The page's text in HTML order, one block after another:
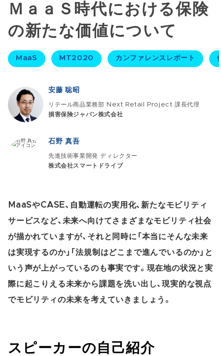
ＭａａＳ時代における保険
の新たな価値について​
MaaS MT2020 カンファレンスレポート
安藤 聡昭
リテール商品業務部 Next Retail Project 課長代理
損害保険ジャパン株式会社
石野 真吾
先進技術事業開発 ディレクター
株式会社スマートドライブ
MaaSやCASE、自動運転の実用化、新たなモビリティ
サービスなど、未来へ向けてさまざまなモビリティ社会
が描かれていますが、それと同時に「本当にそんな未来
は実現するのか」「法規制はどこまで進んでいるのか」と
いう声が上がっているのも事実です。現在地の状況と実
際に起こりえる未来から課題を洗い出し、現実的な視点
でモビリティの未来を考えていきましょう。
スピーカーの自己紹介